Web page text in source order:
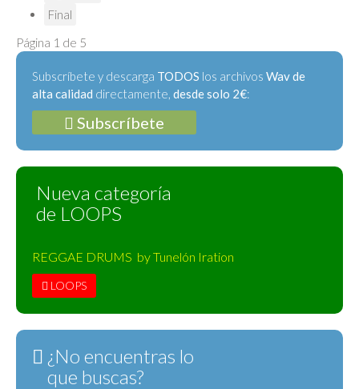
Final
Página 1 de 5
Subscríbete y descarga TODOS los archivos Wav de
alta calidad directamente, desde solo 2€:
Subscríbete
Nueva categoría
de LOOPS
REGGAE DRUMS by Tunelón Iration
LOOPS
¿No encuentras lo
que buscas?